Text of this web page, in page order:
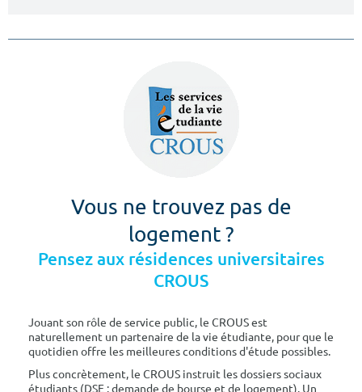
Vous ne trouvez pas de
logement ?
Pensez aux résidences universitaires
CROUS
Jouant son rôle de service public, le CROUS est
naturellement un partenaire de la vie étudiante, pour que le
quotidien offre les meilleures conditions d'étude possibles.
Plus concrètement, le CROUS instruit les dossiers sociaux
étudiants (DSE : demande de bourse et de logement). Un